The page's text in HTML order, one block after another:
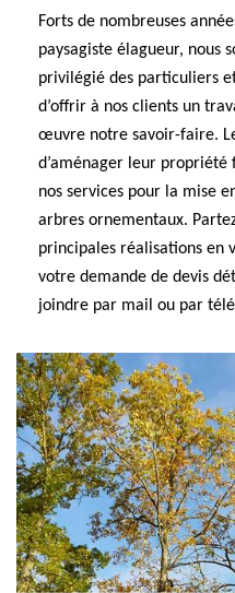
Forts de nombreuses
paysagiste élagueur, nous
privilégié des particuliers
d’offrir à nos clients un
œuvre notre savoir-faire.
d’aménager leur
nos services pour la mise
arbres ornementaux.
principales réalisations en
votre demande de devis
joindre par mail ou par